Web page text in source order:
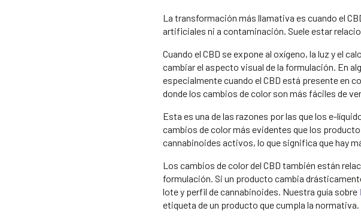
La transformación más llamativa es cuando el
artificiales ni a contaminación. Suele estar
Cuando el CBD se expone al oxígeno, la luz y el
cambiar el aspecto visual de la formulación. En
especialmente cuando el CBD está presente en
donde los cambios de color son más fáciles de
Esta es una de las razones por las que los e-
cambios de color más evidentes que los
cannabinoides activos, lo que significa que hay
Los cambios de color del CBD también están
formulación. Si un producto cambia
lote y perfil de cannabinoides. Nuestra guía sobre
etiqueta de un producto que cumpla la normativa.